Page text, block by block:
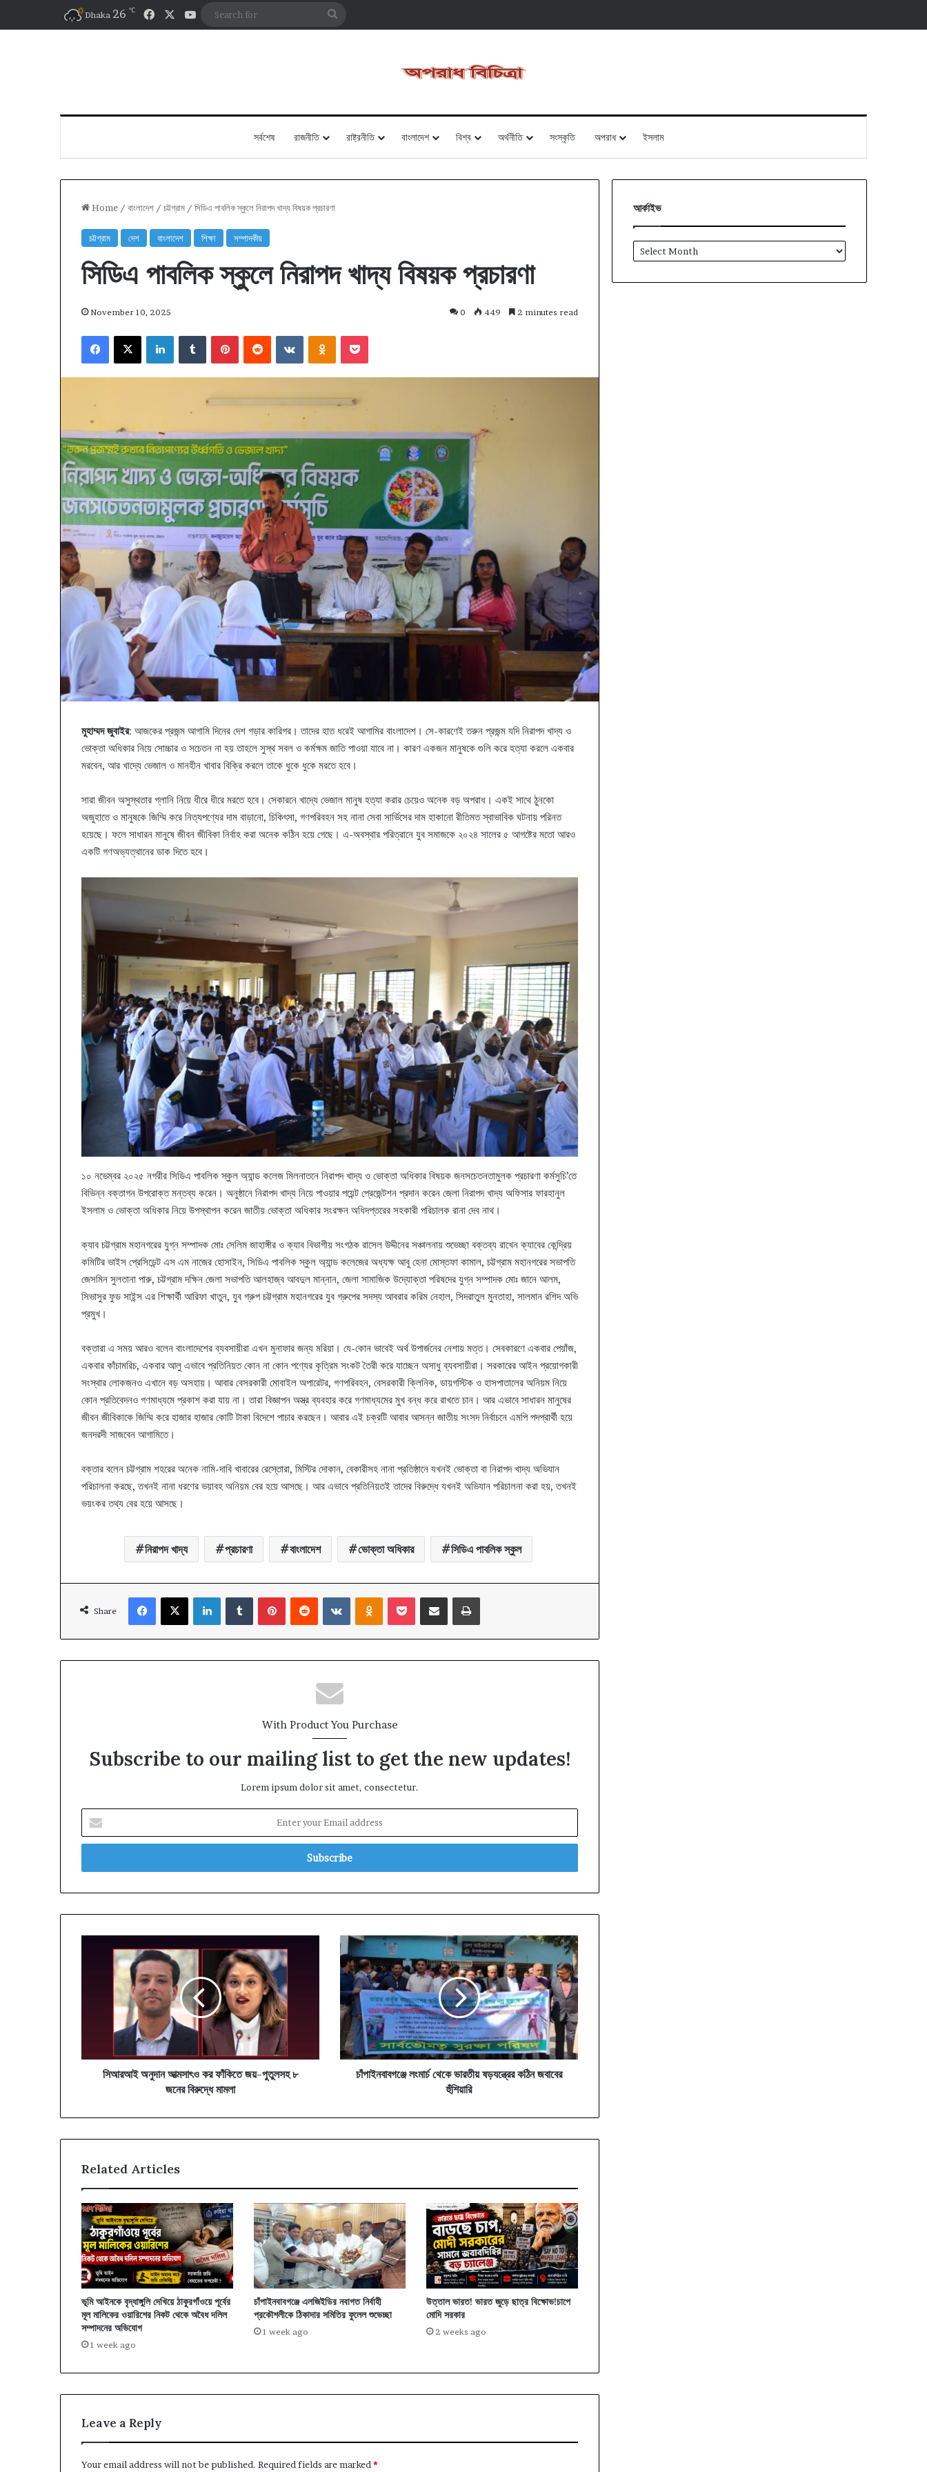
Dhaka 26 ℃ FacebookYouTube
সর্বশেষ রাজনীতি রাষ্ট্রনীতি বাংলাদেশ বিশ্ব অর্থনীতি সংস্কৃতি অপরাধ ইসলাম
Home / বাংলাদেশ / চট্টগ্রাম / সিডিএ পাবলিক স্কুলে নিরাপদ খাদ্য বিষয়ক প্রচারণা
চট্টগ্রাম দেশ বাংলাদেশ শিক্ষা সম্পাদকীয়
সিডিএ পাবলিক স্কুলে নিরাপদ খাদ্য বিষয়ক প্রচারণা
November 10, 2025 0 449 2 minutes read
Facebook
X LinkedInTumblrPinterestReddit VKontakteOdnoklassniki
Pocket
মুহাম্মদ জুবাইর: আজকের প্রজন্ম আগামি দিনের দেশ গড়ার কারিগর। তাদের হাত ধরেই আগামির বাংলাদেশ। সে-কারণেই তরুন প্রজন্ম যদি নিরাপদ খাদ্য ও
ভোক্তা অধিকার নিয়ে সোচ্চার ও সচেতন না হয় তাহলে সুস্থ সবল ও কর্মক্ষম জাতি পাওয়া যাবে না। কারণ একজন মানুষকে গুলি করে হত্যা করলে একবার
মরবেন, আর খাদ্যে ভেজাল ও মানহীন খাবার বিক্রি করলে তাকে ধুকে ধুকে মরতে হবে।
সারা জীবন অসুস্থতার গ্লানি নিয়ে ধীরে ধীরে মরতে হবে। সেকারনে খাদ্যে ভেজাল মানুষ হত্যা করার চেয়েও অনেক বড় অপরাধ। একই সাথে ঠুনকো
অজুহাতে ও মানুষকে জিম্মি করে নিত্যপণ্যের দাম বাড়ানো, চিকিৎসা, গণপরিবহন সহ নানা সেবা সার্ভিসের দাম হাকানো রীতিমত স্বাভাবিক ঘটনায় পরিনত
হয়েছে। ফলে সাধারন মানুষে জীবন জীবিকা নির্বাহ করা অনেক কঠিন হয়ে গেছে। এ-অবস্থার পরিত্রানে যুব সমাজকে ২০২৪ সালের ৫ আগষ্টের মতো আরও
একটি গণঅভ্যত্থানের ডাক দিতে হবে।
১০ নভেম্বর ২০২৫ নগরীর সিডিএ পাবলিক স্কুল অ্যান্ড কলেজ মিলনাতনে নিরাপদ খাদ্য ও ভোক্তা অধিকার বিষয়ক জনসচেতনতামুলক প্রচারণা কর্মসুচি’তে
বিভিন্ন বক্তাগন উপরোক্ত মন্তব্য করেন। অনুষ্ঠানে নিরাপদ খাদ্য নিয়ে পাওয়ার পয়েন্ট প্রেজেন্টশন প্রদান করেন জেলা নিরাপদ খাদ্য অফিসার ফারহানুল
ইসলাম ও ভোক্তা অধিকার নিয়ে উপস্থাপন করেন জাতীয় ভোক্তা অধিকার সংরক্ষন অধিদপ্তরের সহকারী পরিচালক রানা দেব নাথ।
ক্যাব চট্টগ্রাম মহানগরের যুগ্ন সম্পাদক মোঃ সেলিম জাহাঙ্গীর ও ক্যাব বিভাগীয় সংগঠক রাসেল উদ্দীনের সঞ্চালনায় শুভেচ্ছা বক্তব্য রাখেন ক্যাবের কেন্দ্রিয়
কমিটির ভাইস প্রেসিডেন্ট এস এম নাজের হোসাইন, সিডিএ পাবলিক স্কুল অ্যান্ড কলেজের অধ্যক্ষ আবু হেনা মোস্তফা কামাল, চট্টগ্রাম মহানগরের সভাপতি
জেসমিন সুলতানা পারু, চট্টগ্রাম দক্ষিন জেলা সভাপতি আলহাজ্ব আবদুল মান্নান, জেলা সামাজিক উদ্যোক্তা পরিষদের যুগ্ন সম্পাদক মোঃ জানে আলম,
সিভাসুর ফুড সাইন্স এর শিক্ষার্থী আরিফা খাতুন, যুব গ্রুপ চট্টগ্রাম মহানগরের যুব গ্রুপের সদস্য আবরার করিম নেহাল, সিদরাতুল মুনতাহা, সালমান রশিদ অভি
প্রমুখ।
বক্তারা এ সময় আরও বলেন বাংলাদেশের ব্যবসায়ীরা এখন মুনাফার জন্য মরিয়া। যে-কোন ভাবেই অর্থ উপার্জনের নেশায় মত্ত। সেবকারণে একবার পেয়াঁজ,
একবার কাঁচামরিচ, একবার আলু এভাবে প্রতিনিয়ত কোন না কোন পণ্যের কৃত্রিম সংকট তৈরী করে যাচ্ছেন অসাধু ব্যবসায়ীরা। সরকারের আইন প্রয়োগকারী
সংস্থার লোকজনও এখানে বড় অসহায়। আবার বেসরকারী মোবাইল অপারেটর, গণপরিবহন, বেসরকারী ক্লিনিক, ডায়গস্টিক ও হাসপাতালের অনিয়ম নিয়ে
কোন প্রতিবেদনও গণমাধ্যমে প্রকাশ করা যায় না। তারা বিজ্ঞাপন অস্ত্র ব্যবহার করে গণমাধ্যমের মুখ বন্ধ করে রাখতে চান। আর এভাবে সাধারন মানুষের
জীবন জীবিকাকে জিম্মি করে হাজার হাজার কোটি টাকা বিদেশে পাচার করছেন। আবার এই চক্রটি আবার আসন্ন জাতীয় সংসদ নির্বাচনে এমপি পদপ্রার্থী হয়ে
জনদরদী সাজবেন আগামিতে।
বক্তার বলেন চট্টগ্রাম শহরের অনেক নামি-দাবি খাবারের রেস্তোরা, মিস্টির দোকান, বেকারীসহ নানা প্রতিষ্ঠানে যখনই ভোক্তা বা নিরাপদ খাদ্য অভিযান
পরিচালনা করছে, তখনই নানা ধরণের ভয়াবহ অনিয়ম বের হয়ে আসছে। আর এভাবে প্রতিনিয়তই তাদের বিরুদ্ধে যখনই অভিযান পরিচালনা করা হয়, তখনই
ভয়ংকর তথ্য বের হয়ে আসছে।
নিরাপদ খাদ্য প্রচারণা বাংলাদেশ ভোক্তা অধিকার সিডিএ পাবলিক স্কুল
Share
Facebook
X LinkedInTumblrPinterestReddit VKontakteOdnoklassniki
Pocket Share via Email Print
With Product You Purchase
Subscribe to our mailing list to get the new updates!
Lorem ipsum dolor sit amet, consectetur.
your
Email
জনের
সিআরআই অনুদান আত্মসাৎও কর ফাঁকিতে জয়-পুতুলসহ ৮
জনের বিরুদ্ধে মামলা
চাঁপাইনবাবগঞ্জে
লংমার্চ
থেকে
ভারতীয়
ষড়যন্ত্রের
কঠিন
জবাবের
হুঁশিয়ারি
চাঁপাইনবাবগঞ্জে লংমার্চ থেকে ভারতীয় ষড়যন্ত্রের কঠিন জবাবের
হুঁশিয়ারি
Related Articles
ভূমি আইনকে বৃদ্ধাঙ্গুলি দেখিয়ে ঠাকুরগাঁওয়ে পূর্বের
মূল মালিকের ওয়ারিশের নিকট থেকে অবৈধ দলিল
সম্পাদনের অভিযোগ
1 week ago
চাঁপাইনবাবগঞ্জে এলজিইডির নবাগত নির্বাহী
প্রকৌশলীকে ঠিকাদার সমিতির ফুলেল শুভেচ্ছা
1 week ago
উত্তাল ভারত! ভারত জুড়ে ছাত্র বিক্ষোভ!চাপে
মোদি সরকার
2 weeks ago
Leave a Reply
Your email address will not be published. Required fields are marked*
আর্কাইভ
আর্কাইভ